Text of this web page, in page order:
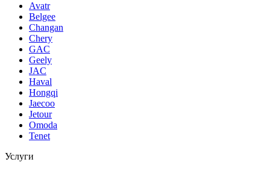
Avatr
Belgee
Changan
Chery
GAC
Geely
JAC
Haval
Hongqi
Jaecoo
Jetour
Omoda
Tenet
Услуги